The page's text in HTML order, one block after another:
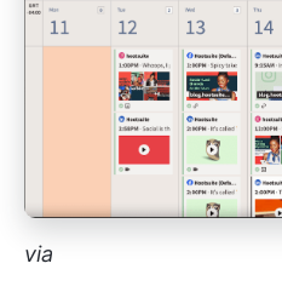
via